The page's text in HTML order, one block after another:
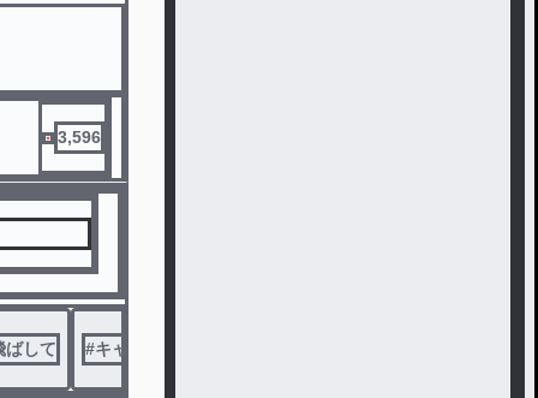
3,596
ばして #キャラ崩壊